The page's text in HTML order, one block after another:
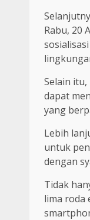
Rabu, 20
Selain
dapat
yang
Lebih
untuk
dengan
Tidak
lima roda